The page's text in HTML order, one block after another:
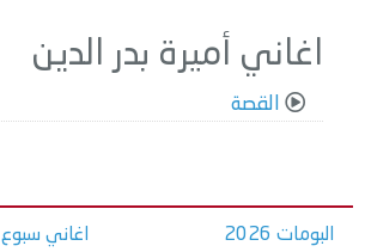
اغاني أميرة بدر الدين
القصة
البومات 2026 اغاني سبوع